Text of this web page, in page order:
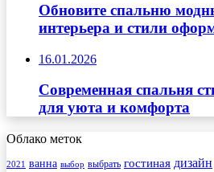
Обновите спальню
интерьера и стили
16.01.2026
Современная спальня
для уюта и комфорта
Облако меток
2021 ванна выбор выбрать гостиная дизайн